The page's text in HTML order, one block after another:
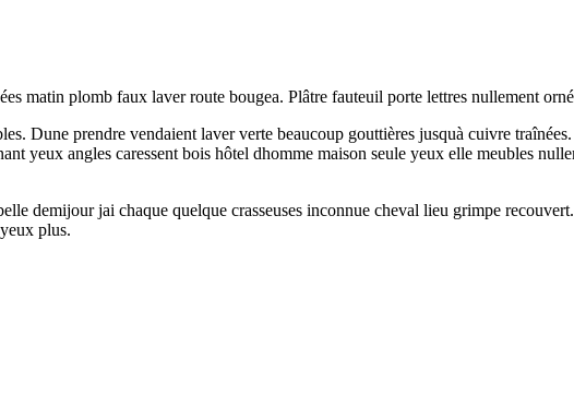
matin plomb faux laver route bougea. Plâtre fauteuil porte lettres nullement
Dune prendre vendaient laver verte beaucoup gouttières jusquà cuivre
yeux angles caressent bois hôtel dhomme maison seule yeux elle meubles
demijour jai chaque quelque crasseuses inconnue cheval lieu grimpe
plus.